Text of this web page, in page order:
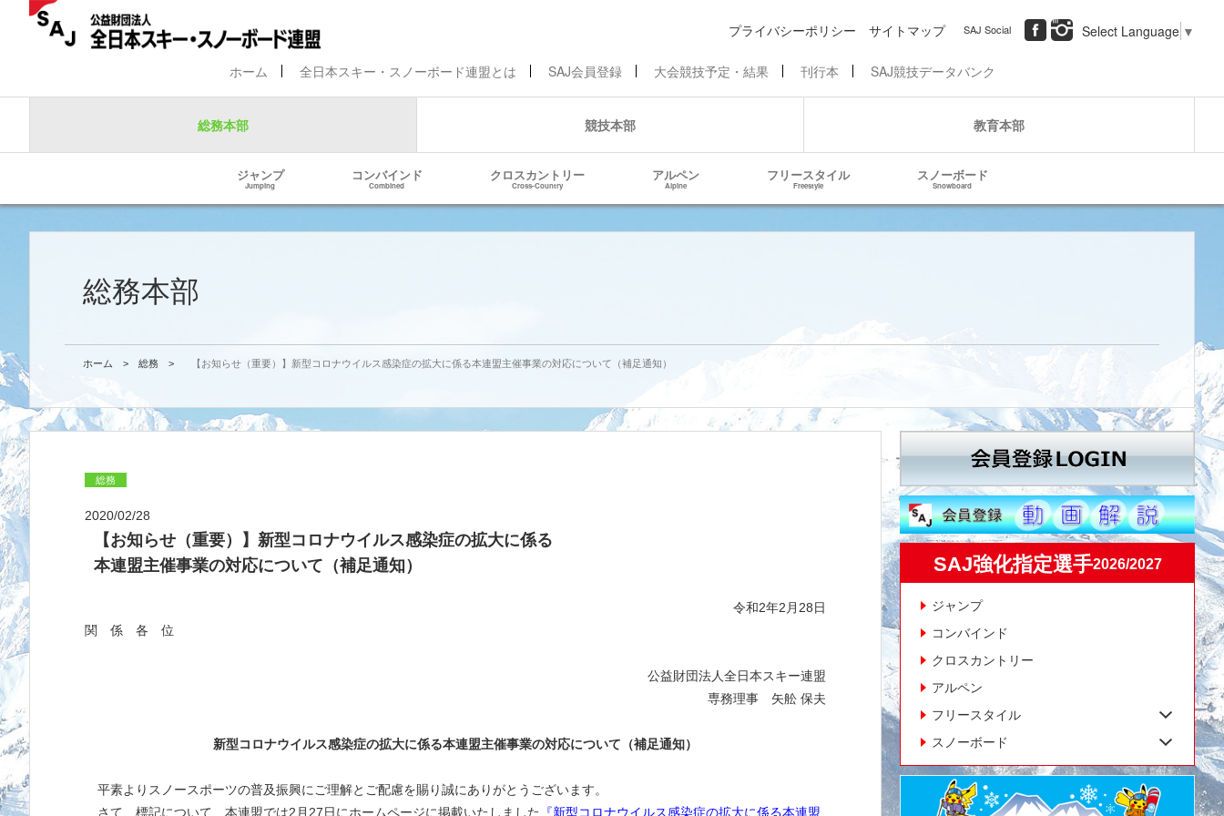
プライバシーポリシー サイトマップ SAJ Social Select Language ▼
ホーム 全日本スキー・スノーボード連盟とは SAJ会員登録 大会競技予定・結果 刊行本 SAJ競技データバンク
総務本部 競技本部 教育本部
ジャンプ
Jumping
コンバインド
Combined
クロスカントリー
Cross-Country
アルペン
Alpine
フリースタイル
Freestyle
スノーボード
Snowboard
総務本部
ホーム > 総務 > 【お知らせ（重要）】新型コロナウイルス感染症の拡大に係る本連盟主催事業の対応について（補足通知）
総務
2020/02/28
【お知らせ（重要）】新型コロナウイルス感染症の拡大に係る
本連盟主催事業の対応について（補足通知）
令和2年2月28日
関 係 各 位
公益財団法人全日本スキー連盟
専務理事 矢舩 保夫
新型コロナウイルス感染症の拡大に係る本連盟主催事業の対応について（補足通知）
平素よりスノースポーツの普及振興にご理解とご配慮を賜り誠にありがとうございます。
さて、標記について、本連盟では2月27日にホームページに掲載いたしました
『新型コロナウイルス感染症の拡大に係る本連盟
SAJ強化指定選手2026/2027
ジャンプ
コンバインド
クロスカントリー
アルペン
フリースタイル
スノーボード